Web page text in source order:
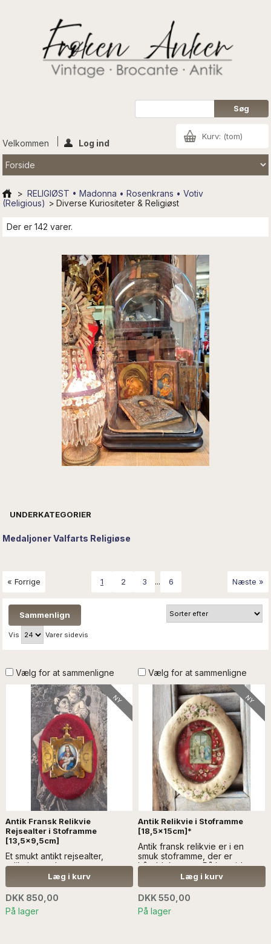
Kurv: (tom)
Velkommen Log ind
> RELIGIØST • Madonna • Rosenkrans • Votiv
(Religious) > Diverse Kuriositeter & Religiøst
Der er 142 varer.
UNDERKATEGORIER
Medaljoner Valfarts Religiøse
« Forrige 1 2 3 ... 6 Næste »
Vis Varer sidevis
Vælg for at sammenligne
NY
Antik Fransk Relikvie
Rejsealter i Stoframme
[13,5x9,5cm]
Et smukt antikt rejsealter,
relikvie, med et
porcelænsbillede. Det er
monteret på en plade ...Læs
mere SÆLGES UDEN ANDEN
DEKORATION
Læg i kurv
DKK 850,00
På lager
Vælg for at sammenligne
NY
Antik Relikvie i Stoframme
[18,5x15cm]*
Antik fransk relikvie er i en
smuk stoframme, der er
hånddekoreret. På bagsiden er
der tapet, der er
hånddekoreret...Læs mere
SÆLGES UDEN ANDEN
DEKORATION
Læg i kurv
DKK 550,00
På lager